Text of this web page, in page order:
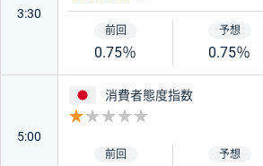
3:30
0.75％ 0.75％
5:00
日本
消費者態度指数